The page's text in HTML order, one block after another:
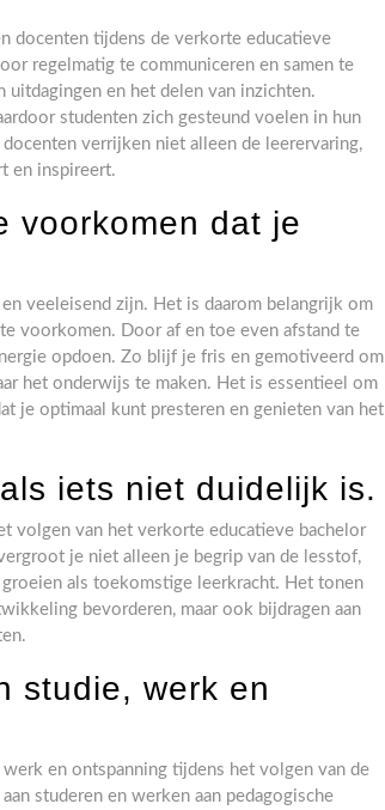
docenten tijdens de verkorte educatieve
regelmatig te communiceren en samen te
en het delen van inzichten.
studenten zich gesteund voelen in hun
verrijken niet alleen de leerervaring,
en inspireert.
voorkomen dat je
veeleisend zijn. Het is daarom belangrijk om
voorkomen. Door af en toe even afstand te
opdoen. Zo blijf je fris en gemotiveerd om
het onderwijs te maken. Het is essentieel om
je optimaal kunt presteren en genieten van het
iets niet duidelijk is.
volgen van het verkorte educatieve bachelor
je niet alleen je begrip van de lesstof,
als toekomstige leerkracht. Het tonen
bevorderen, maar ook bijdragen aan
studie, werk en
en ontspanning tijdens het volgen van de
studeren en werken aan pedagogische